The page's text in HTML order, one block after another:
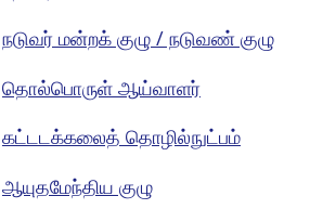
நடுவர் மன்றக் குழு / நடுவண் குழு
தொல்பொருள் ஆய்வாளர்
கட்டடக்கலைத் தொழில்நுட்பம்
ஆயுதமேந்திய குழு